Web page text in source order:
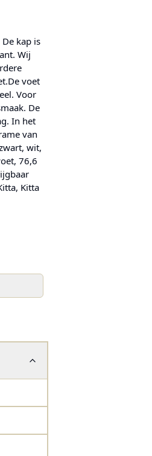
kap is
Wij
voet
Voor
De
In het
van
wit,
76,6
Kitta